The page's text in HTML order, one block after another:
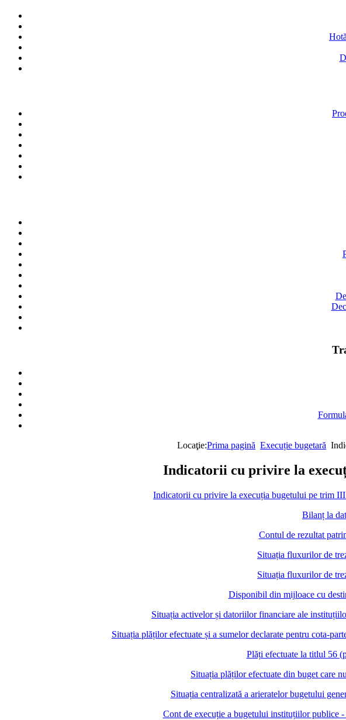
Locaţie:Prima pagină Execuție bugetară
Indicatorii cu privire la
Indicatorii cu privire la execuția bugetului pe trim
Bilanț la
Contul de rezultat
Situația fluxurilor de
Situația fluxurilor de
Disponibil din mijloace cu
Situația activelor și datoriilor financiare ale
Situația plăților efectuate și a sumelor declarate pentru cota-
Plăți efectuate la titlul 56
Situația plăților efectuate din buget care
Situația centralizată a arieratelor bugetului
Cont de execuție a bugetului instituțiilor publice